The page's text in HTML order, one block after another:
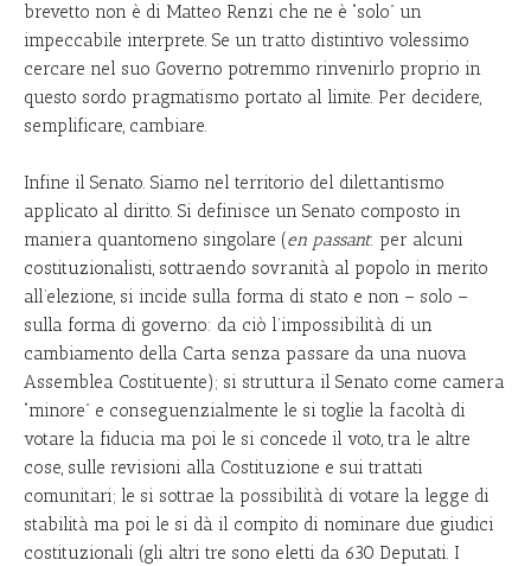
brevetto non è di Matteo Renzi che ne è “solo” un
impeccabile interprete. Se un tratto distintivo volessimo
cercare nel suo Governo potremmo rinvenirlo proprio in
questo sordo pragmatismo portato al limite. Per decidere,
semplificare, cambiare.
Infine il Senato. Siamo nel territorio del dilettantismo
applicato al diritto. Si definisce un Senato composto in
maniera quantomeno singolare (en passant: per alcuni
costituzionalisti, sottraendo sovranità al popolo in merito
all’elezione, si incide sulla forma di stato e non – solo –
sulla forma di governo: da ciò l’impossibilità di un
cambiamento della Carta senza passare da una nuova
Assemblea Costituente); si struttura il Senato come camera
“minore” e conseguenzialmente le si toglie la facoltà di
votare la fiducia ma poi le si concede il voto, tra le altre
cose, sulle revisioni alla Costituzione e sui trattati
comunitari; le si sottrae la possibilità di votare la legge di
stabilità ma poi le si dà il compito di nominare due giudici
costituzionali (gli altri tre sono eletti da 630 Deputati. I